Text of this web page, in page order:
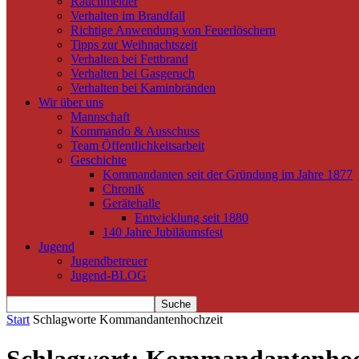
Verhalten im Brandfall
Richtige Anwendung von Feuerlöschern
Tipps zur Weihnachtszeit
Verhalten bei Fettbrand
Verhalten bei Gasgeruch
Verhalten bei Kaminbränden
Wir über uns
Mannschaft
Kommando & Ausschuss
Team Öffentlichkeitsarbeit
Geschichte
Kommandanten seit der Gründung im Jahre 1877
Chronik
Gerätehalle
Entwicklung seit 1880
140 Jahre Jubiläumsfest
Jugend
Jugendbetreuer
Jugend-BLOG
Start Schlagworte Kommandantenhochzeit